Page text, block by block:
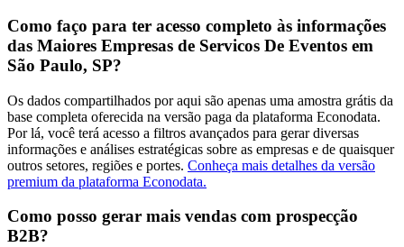
Como faço para ter acesso completo às informações
das Maiores Empresas de Servicos De Eventos em
São Paulo, SP?
Os dados compartilhados por aqui são apenas uma amostra grátis da
base completa oferecida na versão paga da plataforma Econodata.
Por lá, você terá acesso a filtros avançados para gerar diversas
informações e análises estratégicas sobre as empresas e de quaisquer
outros setores, regiões e portes. Conheça mais detalhes da versão
premium da plataforma Econodata.
Como posso gerar mais vendas com prospecção
B2B?